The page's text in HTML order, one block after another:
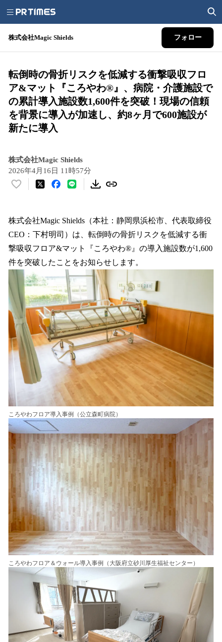
株式会社Magic Shields フォロー
転倒時の骨折リスクを低減する衝撃吸収フロ
ア&マット『ころやわ®』、病院・介護施設で
の累計導入施設数1,600件を突破！現場の信頼
を背景に導入が加速し、約8ヶ月で600施設が
新たに導入
株式会社Magic Shields
2026年4月16日 11時57分
い
！
数
読
み
込
中
で
す
株式会社Magic Shields（本社：静岡県浜松市、代表取締役
CEO：下村明司）は、転倒時の骨折リスクを低減する衝
撃吸収フロア&マット『ころやわ®』の導入施設数が1,600
件を突破したことをお知らせします。
ころやわフロア導入事例（公立森町病院）
ころやわフロア＆ウォール導入事例（大阪府立砂川厚生福祉センター）